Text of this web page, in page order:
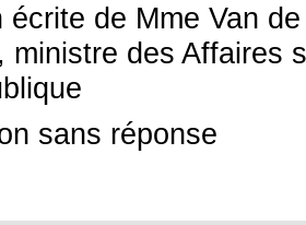
écrite de Mme Van
ministre des Affaires
sans réponse